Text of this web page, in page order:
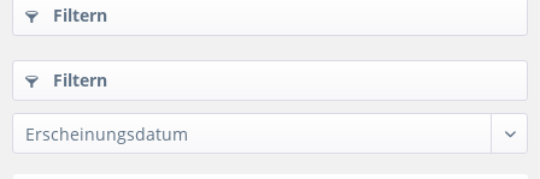
Filtern
Filtern